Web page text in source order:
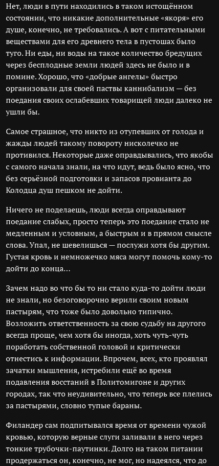
Нет, люди в пути находились в таком истощённом
состоянии, что никакие дополнительные «якоря» его
душе, конечно, не требовались. А вот с питательными
веществами для его древнего тела в пустошах было
туго. Ни еды, ни воды на такое количество бредущих
через бесплодные земли людей здесь не было и в
помине. Хорошо, что «добрые ангелы» быстро
организовали для своей паствы каннибализм — без
поедания своих ослабевших товарищей люди далеко не
ушли бы.
Самое страшное, что никто из отупевших от голода и
жажды людей такому повороту нисколечко не
противился. Некоторые даже оправдывались, что якобы
с самого начала знали, на что идут, ведь было ясно, что
без серьёзной подготовки и запасов провианта до
Колодца душ пешком не дойти.
Ничего не поделаешь, люди всегда оправдывают
поедание слабых, просто теперь это поедание стало не
медленным и условным, а быстрым и в прямом смысле
слова. Упал, не шевелишься — послужи хотя бы другим.
Густая кровь и немножечко мяса могут помочь кому-то
дойти до конца…
Зачем надо во что бы то ни стало куда-то дойти люди
не знали, но безоговорочно верили своим новым
пастырям, что тоже было довольно типично.
Возложить ответственность за свою судьбу на другого
всегда проще, чем хотя бы иногда, хоть чуть-чуть
поработать собственной головой и критически
отнестись к информации. Впрочем, всех, кто проявлял
зачатки мышления, истребили ещё во время
подавления восстаний в Политомигоне и других
городах, так что неудивительно, что теперь все плелись
за пастырями, словно тупые бараны.
Филандер сам подпитывался время от времени чужой
кровью, которую верные слуги заливали в него через
тонкие трубочки-паутинки. Долго на таком питании
продержаться он, конечно, не мог, но надеялся, что до